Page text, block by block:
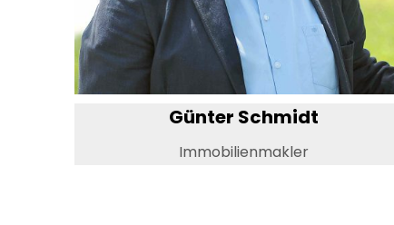
Günter Schmidt
Immobilienmakler